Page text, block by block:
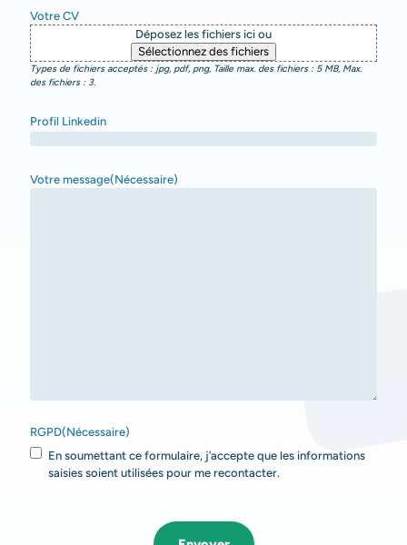
Votre CV
Déposez les fichiers ici ou
Sélectionnez des fichiers
Types de fichiers acceptés : jpg, pdf, png, Taille max. des fichiers : 5 MB, Max.
des fichiers : 3.
Profil Linkedin
Votre message(Nécessaire)
RGPD(Nécessaire)
En soumettant ce formulaire, j’accepte que les informations
saisies soient utilisées pour me recontacter.